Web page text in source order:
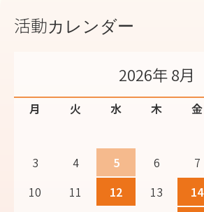
活動カレンダー
2026年 8月
月 火 水 木 金
3
4 5 6 7
10
11 12 13 14